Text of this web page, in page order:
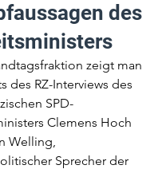
des
zeigt man
des RZ-Interviews des
SPD-
Clemens Hoch
Welling,
Sprecher der